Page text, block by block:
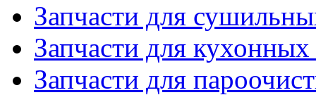
Запчасти для
Запчасти для
Запчасти для